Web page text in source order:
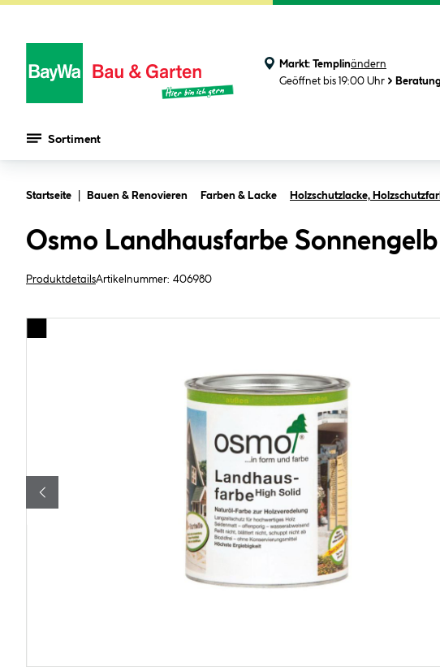
Markt: Templinändern
Geöffnet bis 19:00 Uhr
Sortiment
Startseite Bauen & Renovieren Farben & Lacke Holzschutzlacke,
Osmo Landhausfarbe
ProduktdetailsArtikelnummer: 406980